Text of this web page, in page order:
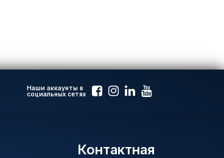
Наши аккаунты в
социальных сетях
Контактная